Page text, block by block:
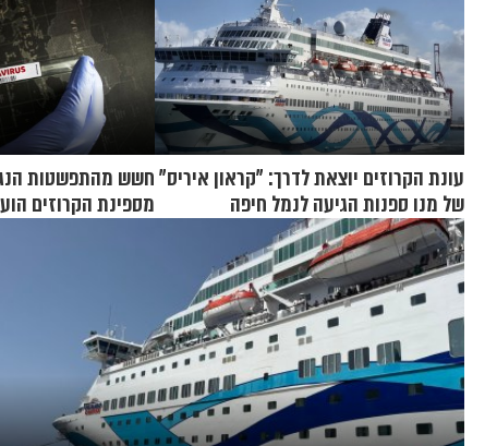
עונת הקרוזים יוצאת לדרך: "קראון איריס"
של מנו ספנות הגיעה לנמל חיפה
חשש מהתפשטות
מספינת הקרוזים